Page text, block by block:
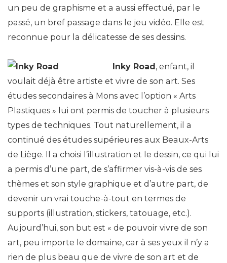
un peu de graphisme et a aussi effectué, par le
passé, un bref passage dans le jeu vidéo. Elle est
reconnue pour la délicatesse de ses dessins.
Inky Road , enfant, il
voulait déjà être artiste et vivre de son art. Ses
études secondaires à Mons avec l’option « Arts
Plastiques » lui ont permis de toucher à plusieurs
types de techniques. Tout naturellement, il a
continué des études supérieures aux Beaux-Arts
de Liège. Il a choisi l’illustration et le dessin, ce qui lui
a permis d’une part, de s’affirmer vis-à-vis de ses
thèmes et son style graphique et d’autre part, de
devenir un vrai touche-à-tout en termes de
supports (illustration, stickers, tatouage, etc.).
Aujourd’hui, son but est « de pouvoir vivre de son
art, peu importe le domaine, car à ses yeux il n’y a
rien de plus beau que de vivre de son art et de